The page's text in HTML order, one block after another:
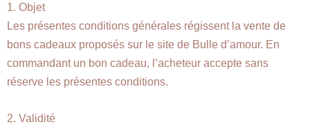
1. Objet
Les présentes conditions générales régissent la vente de
bons cadeaux proposés sur le site de Bulle d’amour. En
commandant un bon cadeau, l’acheteur accepte sans
réserve les présentes conditions.
2. Validité